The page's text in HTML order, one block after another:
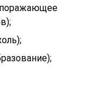
поражающее